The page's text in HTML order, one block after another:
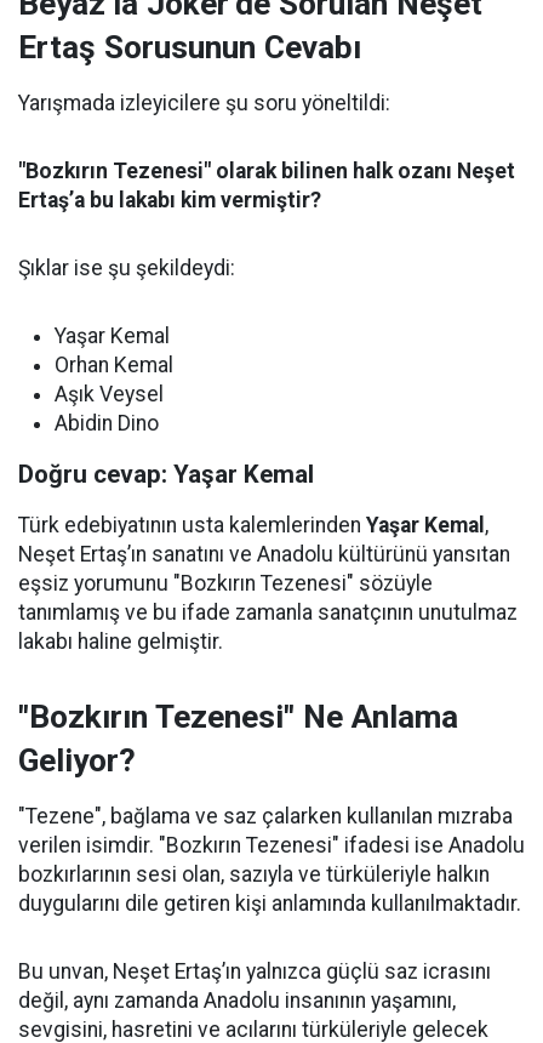
Ertaş Sorusunun Cevabı
Yarışmada izleyicilere şu soru yöneltildi:
"Bozkırın Tezenesi" olarak bilinen halk ozanı Neşet
Ertaş’a bu lakabı kim vermiştir?
Şıklar ise şu şekildeydi:
Yaşar Kemal
Orhan Kemal
Aşık Veysel
Abidin Dino
Doğru cevap: Yaşar Kemal
Türk edebiyatının usta kalemlerinden Yaşar Kemal ,
Neşet Ertaş’ın sanatını ve Anadolu kültürünü yansıtan
eşsiz yorumunu "Bozkırın Tezenesi" sözüyle
tanımlamış ve bu ifade zamanla sanatçının unutulmaz
lakabı haline gelmiştir.
"Bozkırın Tezenesi" Ne Anlama
Geliyor?
"Tezene", bağlama ve saz çalarken kullanılan mızraba
verilen isimdir. "Bozkırın Tezenesi" ifadesi ise Anadolu
bozkırlarının sesi olan, sazıyla ve türküleriyle halkın
duygularını dile getiren kişi anlamında kullanılmaktadır.
Bu unvan, Neşet Ertaş’ın yalnızca güçlü saz icrasını
değil, aynı zamanda Anadolu insanının yaşamını,
sevgisini, hasretini ve acılarını türküleriyle gelecek